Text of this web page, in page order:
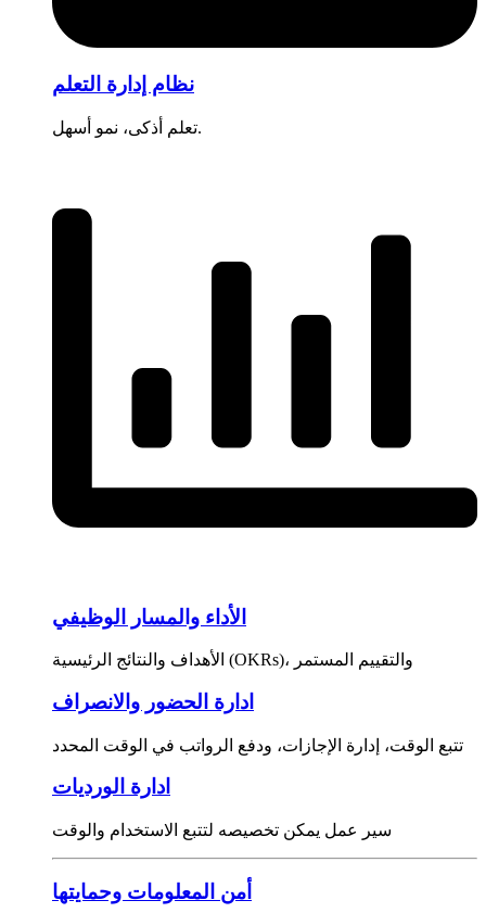
نظام إدارة التعلم
تعلم أذكى، نمو أسهل.
الأداء والمسار الوظيفي
الأهداف والنتائج الرئيسية (OKRs)، والتقييم المستمر
ادارة الحضور والانصراف
تتبع الوقت، إدارة الإجازات، ودفع الرواتب في الوقت المحدد
ادارة الورديات
سير عمل يمكن تخصيصه لتتبع الاستخدام والوقت
أمن المعلومات وحمايتها